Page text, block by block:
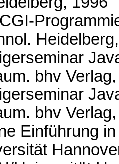
bhv
bhv
Einführung